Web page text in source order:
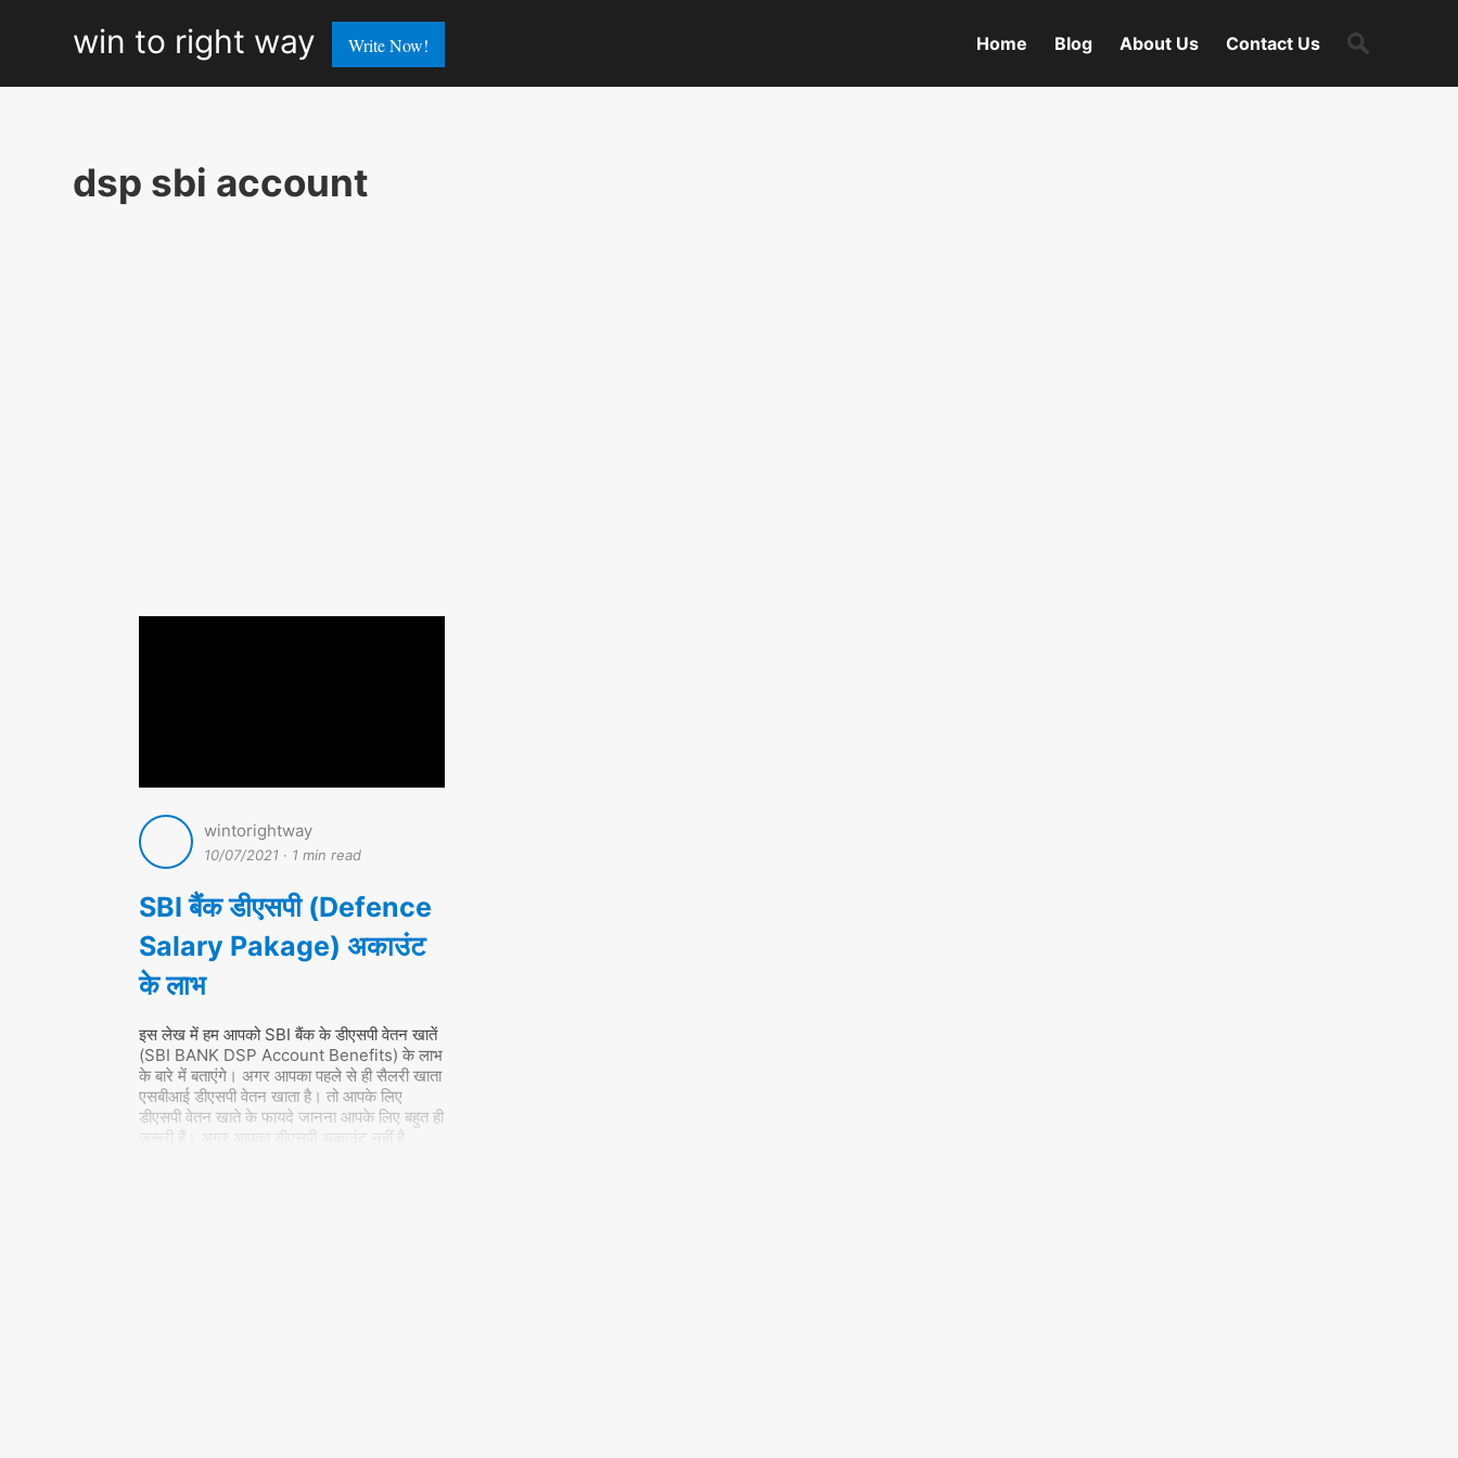
win
to
win to right way Write Now! Home Blog About Us Contact Us
Search
for:
dsp sbi account
wintorightway
10/07/2021 · 1 min read
SBI बैंक डीएसपी (Defence
Salary Pakage) अकाउंट
के लाभ
इस लेख में हम आपको SBI बैंक के डीएसपी वेतन खातें
(SBI BANK DSP Account Benefits) के लाभ
के बारे में बताएंगे। अगर आपका पहले से ही सैलरी खाता
एसबीआई डीएसपी वेतन खाता है। तो आपके लिए
डीएसपी वेतन खाते के फायदे जानना आपके लिए बहुत ही
जरूरी हैं। अगर आपका डीएसपी अकाउंट नहीं है